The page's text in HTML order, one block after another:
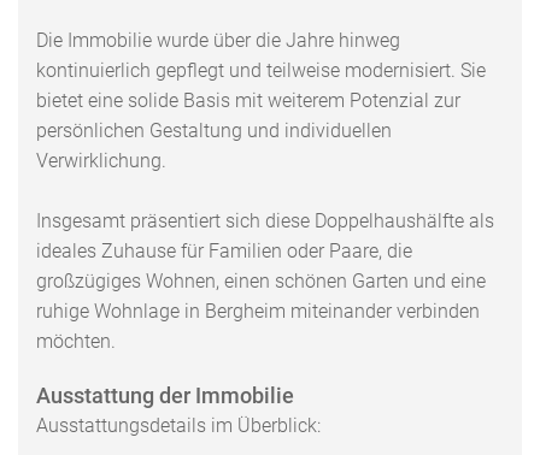
Die Immobilie wurde über die Jahre hinweg
kontinuierlich gepflegt und teilweise modernisiert. Sie
bietet eine solide Basis mit weiterem Potenzial zur
persönlichen Gestaltung und individuellen
Verwirklichung.
Insgesamt präsentiert sich diese Doppelhaushälfte als
ideales Zuhause für Familien oder Paare, die
großzügiges Wohnen, einen schönen Garten und eine
ruhige Wohnlage in Bergheim miteinander verbinden
möchten.
Ausstattung der Immobilie
Ausstattungsdetails im Überblick: